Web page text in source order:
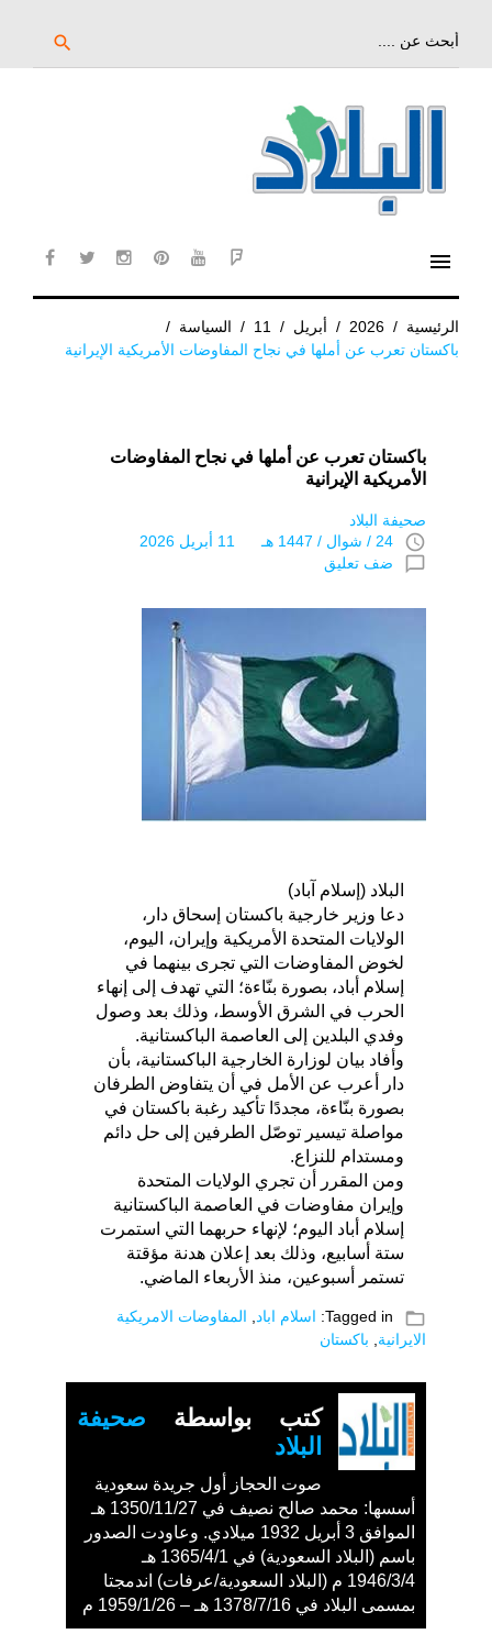
search
menu
الرئيسية /
2026
/ أبريل /
11
/ السياسة /
باكستان تعرب عن أملها في نجاح المفاوضات الأمريكية الإيرانية
باكستان تعرب عن أملها في نجاح المفاوضات
الأمريكية الإيرانية
صحيفة البلاد
access_time 24 / شوال / 1447 هـ 11 أبريل 2026
chat_bubble_outline ضف تعليق
البلاد (إسلام آباد)
دعا وزير خارجية باكستان إسحاق دار،
الولايات المتحدة الأمريكية وإيران، اليوم،
لخوض المفاوضات التي تجرى بينهما في
إسلام أباد، بصورة بنّاءة؛ التي تهدف إلى إنهاء
الحرب في الشرق الأوسط، وذلك بعد وصول
وفدي البلدين إلى العاصمة الباكستانية.
وأفاد بيان لوزارة الخارجية الباكستانية، بأن
دار أعرب عن الأمل في أن يتفاوض الطرفان
بصورة بنّاءة، مجددًا تأكيد رغبة باكستان في
مواصلة تيسير توصّل الطرفين إلى حل دائم
ومستدام للنزاع.
ومن المقرر أن تجري الولايات المتحدة
وإيران مفاوضات في العاصمة الباكستانية
إسلام أباد اليوم؛ لإنهاء حربهما التي استمرت
ستة أسابيع، وذلك بعد إعلان هدنة مؤقتة
تستمر أسبوعين، منذ الأربعاء الماضي.
folder_open
Tagged in: اسلام اباد, المفاوضات الامريكية
الايرانية
باكستان
كتب بواسطة صحيفة
البلاد
صوت الحجاز أول جريدة سعودية
أسسها: محمد صالح نصيف في 1350/11/27 هـ
الموافق 3 أبريل 1932 ميلادي. وعاودت الصدور
باسم (البلاد السعودية) في 1365/4/1 هـ
1946/3/4 م (البلاد السعودية/عرفات) اندمجتا
بمسمى البلاد في 1378/7/16 هـ – 1959/1/26 م